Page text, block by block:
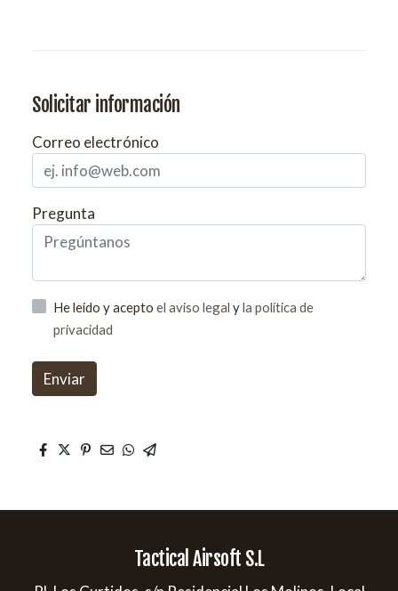
Solicitar información
Correo electrónico
Pregunta
He leído y acepto el aviso legal yla política de
privacidad
Enviar
Tactical Airsoft S.L